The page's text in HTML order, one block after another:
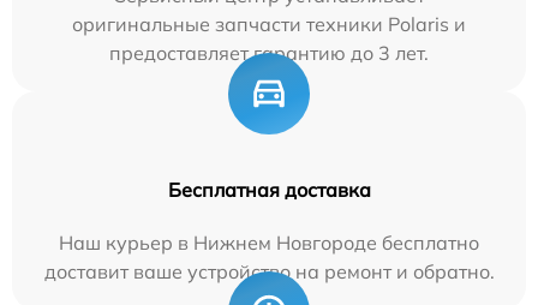
оригинальные запчасти техники Polaris и
предоставляет гарантию до 3 лет.
Бесплатная доставка
Наш курьер в Нижнем Новгороде бесплатно
доставит ваше устройство на ремонт и обратно.